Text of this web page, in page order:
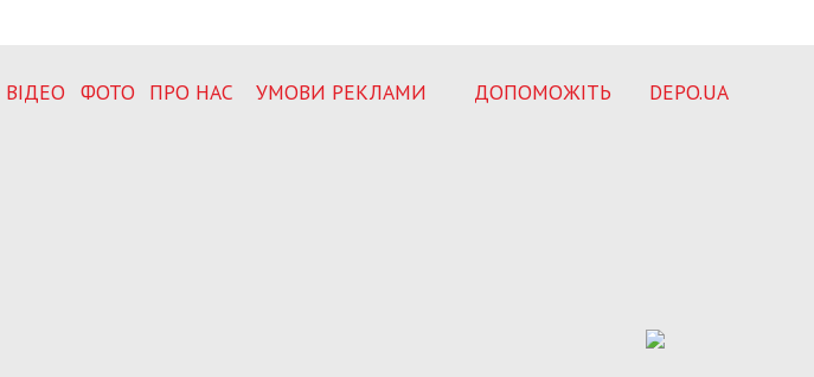
ВІДЕО ФОТО ПРО НАС УМОВИ РЕКЛАМИ ДОПОМОЖІТЬ DEPO.UA